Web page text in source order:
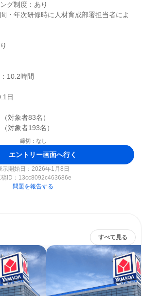
グ制度：あり
・年次研修時に人材育成部署担当者によ
対象者83名）
締切：なし
エントリー画面へ行く
示開始日：2026年1月8日
ID： 13cc8092c463686e
問題を報告する
すべて見る